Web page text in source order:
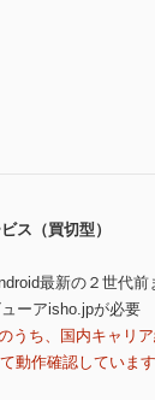
ス（買切型）
最新の２世代前
ーアisho.jpが必要
ち、国内キャリ
動作確認しています